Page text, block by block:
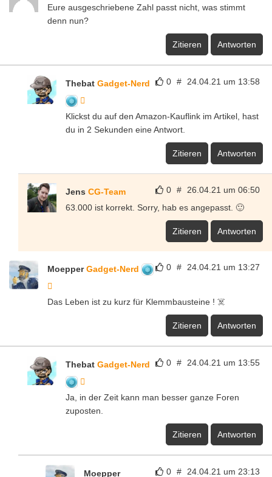
Eure ausgeschriebene Zahl passt nicht, was stimmt
denn nun?
Zitieren Antworten
0 # 24.04.21 um 13:58
Thebat Gadget-Nerd
Klickst du auf den Amazon-Kauflink im Artikel, hast
du in 2 Sekunden eine Antwort.
Zitieren Antworten
0 # 26.04.21 um 06:50
Jens CG-Team
63.000 ist korrekt. Sorry, hab es angepasst. 🙂
Zitieren Antworten
0 # 24.04.21 um 13:27
MoepperGadget-Nerd
Das Leben ist zu kurz für Klemmbausteine ! ☠️
Zitieren Antworten
0 # 24.04.21 um 13:55
Thebat Gadget-Nerd
Ja, in der Zeit kann man besser ganze Foren
zuposten.
Zitieren Antworten
0 # 24.04.21 um 23:13
Moepper